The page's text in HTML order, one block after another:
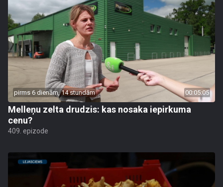
pirms 6 dienām, 14 stundām 00:05:05
Melleņu zelta drudzis: kas nosaka iepirkuma
cenu?
409. epizode